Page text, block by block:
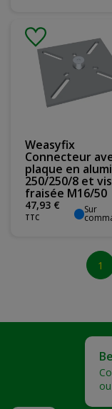
Weasyfix
Connecteur
plaque en
250/250/8 et
fraisée M16/50
47,93 €
TTC
Sur
1
ou